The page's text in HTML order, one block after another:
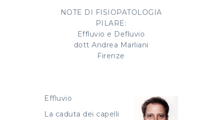
NOTE DI FISIOPATOLOGIA
PILARE:
Effluvio e Defluvio
dott Andrea Marliani
Firenze
Effluvio
La caduta dei capelli